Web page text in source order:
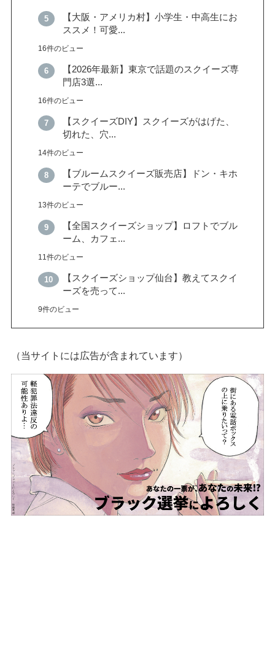
【大阪・アメリカ村】小学生・中高生にお
ススメ！可愛...
16件のビュー
【2026年最新】東京で話題のスクイーズ専
門店3選...
16件のビュー
【スクイーズDIY】スクイーズがはげた、
切れた、穴...
14件のビュー
【ブルームスクイーズ販売店】ドン・キホ
ーテでブルー...
13件のビュー
【全国スクイーズショップ】ロフトでブル
ーム、カフェ...
11件のビュー
【スクイーズショップ仙台】教えてスクイ
ーズを売って...
9件のビュー
（当サイトには広告が含まれています）